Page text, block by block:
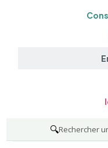
🔍Rechercher